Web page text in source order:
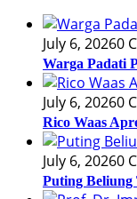
July 6, 20260
Warga Padati
July 6, 20260
Rico Waas
July 6, 20260
Puting Beliung